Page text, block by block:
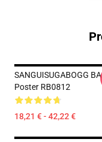
SANGUISUGABOGG
Poster RB0812
18,21 € - 42,22 €